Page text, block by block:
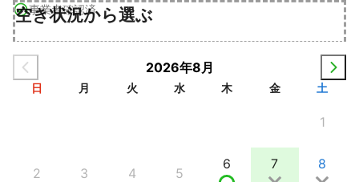
事業者確認済
空き状況から選ぶ
2026年8月
日 月 火 水 木 金 土
1
2 3 4 5
6 7 8